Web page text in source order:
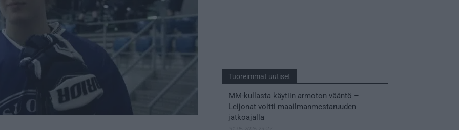
Tuoreimmat uutiset
MM-kullasta käytiin armoton vääntö –
Leijonat voitti maailmanmestaruuden
jatkoajalla